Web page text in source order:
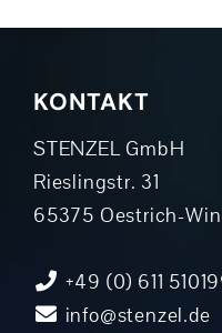
KONTAKT
STENZEL GmbH
Rieslingstr. 31
65375 Oestrich-
+49 (0) 611
info@stenzel.de